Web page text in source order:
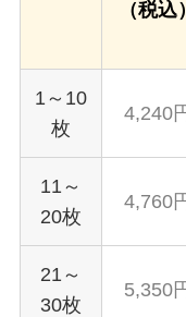
（税込）
1～10
枚
4,240
11～
20枚
4,760
21～
30枚
5,350